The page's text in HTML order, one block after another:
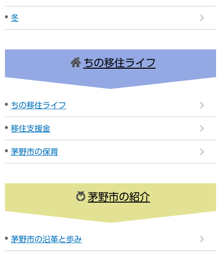
冬
ちの移住ライフ
ちの移住ライフ
移住支援金
茅野市の保育
茅野市の紹介
茅野市の沿革と歩み